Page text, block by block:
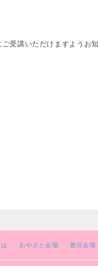
受講いただけますようお
おやさと会場 教区会場